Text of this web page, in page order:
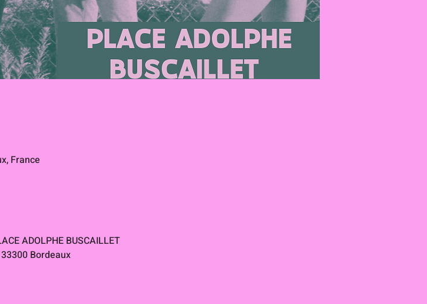
France
ADOLPHE BUSCAILLET
Bordeaux